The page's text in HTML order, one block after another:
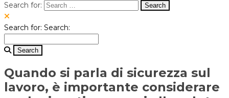
Search for:
Search for: Search:
Quando si parla di sicurezza sul
lavoro, è importante considerare